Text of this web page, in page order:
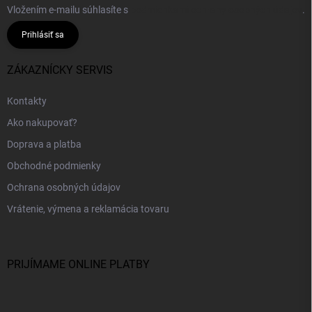
Vložením e-mailu súhlasíte s .
Prihlásiť sa
ZÁKAZNÍCKY SERVIS
Kontakty
Ako nakupovať?
Doprava a platba
Obchodné podmienky
Ochrana osobných údajov
Vrátenie, výmena a reklamácia tovaru
PRIJÍMAME ONLINE PLATBY